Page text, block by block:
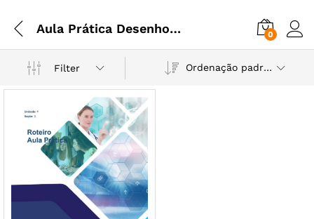
Aula Prática Desenho técnico mecânico 0
Filter Ordenação padrão